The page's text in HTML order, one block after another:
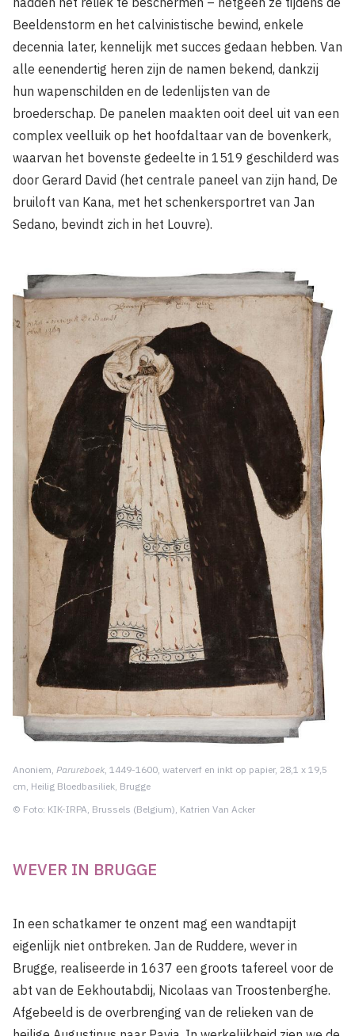
Beeldenstorm en het calvinistische bewind, enkele
decennia later, kennelijk met succes gedaan hebben. Van
alle eenendertig heren zijn de namen bekend, dankzij
hun wapenschilden en de ledenlijsten van de
broederschap. De panelen maakten ooit deel uit van een
complex veelluik op het hoofdaltaar van de bovenkerk,
waarvan het bovenste gedeelte in 1519 geschilderd was
door Gerard David (het centrale paneel van zijn hand, De
bruiloft van Kana, met het schenkersportret van Jan
Sedano, bevindt zich in het Louvre).
Anoniem, Parureboek , 1449-1600, waterverf en inkt op papier, 28,1 x 19,5
cm, Heilig Bloedbasiliek, Brugge
© Foto: KIK-IRPA, Brussels (Belgium), Katrien Van Acker
WEVER IN BRUGGE
In een schatkamer te onzent mag een wandtapijt
eigenlijk niet ontbreken. Jan de Ruddere, wever in
Brugge, realiseerde in 1637 een groots tafereel voor de
abt van de Eekhoutabdij, Nicolaas van Troostenberghe.
Afgebeeld is de overbrenging van de relieken van de